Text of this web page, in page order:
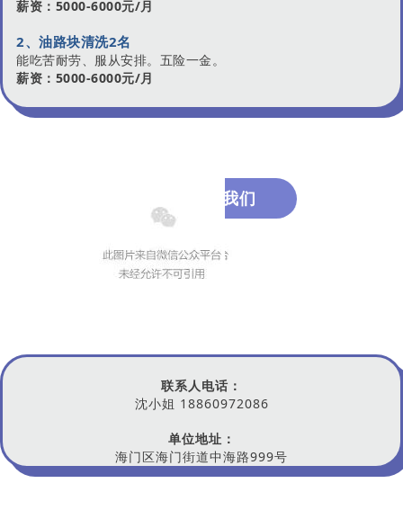
薪资：5000-6000元/月
2、 油路块清洗2名
能吃苦耐劳、服从安排。五险一金。
薪资：5000-6000元/月
关于我们
联系人电话：
沈小姐 18860972086
单位地址：
海门区海门街道中海路999号